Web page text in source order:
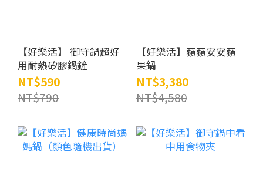
【好樂活】 御守鍋超好
用耐熱矽膠鍋鏟
NT$590
NT$790
【好樂活】蘋蘋安安蘋
果鍋
NT$3,380
NT$4,580